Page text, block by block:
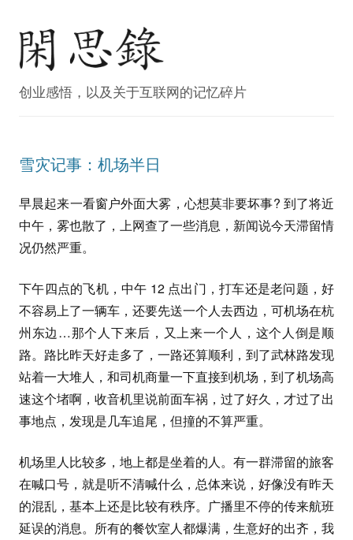
创业感悟，以及关于互联网的记忆碎片
雪灾记事：机场半日
早晨起来一看窗户外面大雾，心想莫非要坏事? 到了将近
中午，雾也散了，上网查了一些消息，新闻说今天滞留情
况仍然严重。
下午四点的飞机，中午 12 点出门，打车还是老问题，好
不容易上了一辆车，还要先送一个人去西边，可机场在杭
州东边…那个人下来后，又上来一个人，这个人倒是顺
路。路比昨天好走多了，一路还算顺利，到了武林路发现
站着一大堆人，和司机商量一下直接到机场，到了机场高
速这个堵啊，收音机里说前面车祸，过了好久，才过了出
事地点，发现是几车追尾，但撞的不算严重。
机场里人比较多，地上都是坐着的人。有一群滞留的旅客
在喊口号，就是听不清喊什么，总体来说，好像没有昨天
的混乱，基本上还是比较有秩序。广播里不停的传来航班
延误的消息。所有的餐饮室人都爆满，生意好的出齐，我